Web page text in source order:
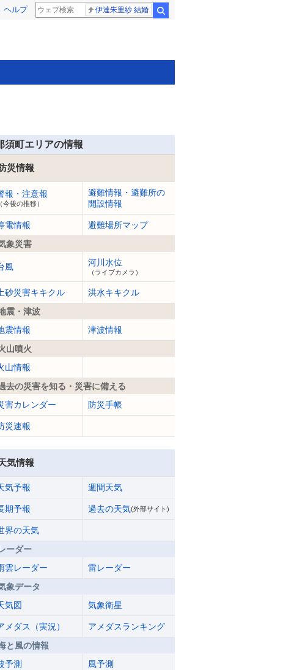
ヘルプ 伊達朱里紗 結婚
須町エリアの情報
災情報
報・注意報
（今後の推移）
避難情報・避難所の
開設情報
電情報
避難場所マップ
象災害
風 河川水位
（ライブカメラ）
砂災害キキクル
洪水キキクル
震・津波
震情報
津波情報
山噴火
山情報
去の災害を知る・災害に備える
害カレンダー
防災手帳
災速報
気情報
気予報 週間天気
期予報 過去の天気(外部サイト)
界の天気
ーダー
雲レーダー
雷レーダー
象データ
気図
気象衛星
メダス（実況）
アメダスランキング
と風の情報
予測
風予測